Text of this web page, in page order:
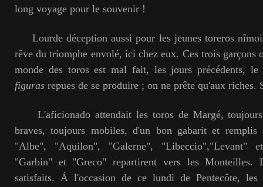
long voyage pour le souvenir !
Lourde déception aussi pour les jeunes toreros
rêve du triomphe envolé, ici chez eux. Ces trois garçons
monde des toros est mal fait, les jours précédents, le
figuras repues de se produire ; on ne prête qu'aux riches.
L'aficionado attendait les toros de Margé, toujours
braves, toujours mobiles, d'un bon gabarit et remplis
"Albe", "Aquilon", "Galerne", "Libeccio","Levant"
"Garbin" et "Greco" repartirent vers les Monteilles.
satisfaits. Á l'occasion de ce lundi de Pentecôte, les